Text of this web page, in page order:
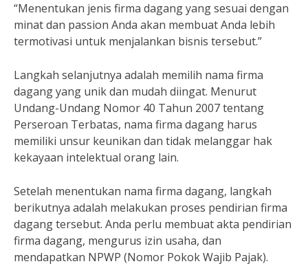
“Menentukan jenis firma dagang yang sesuai dengan
minat dan passion Anda akan membuat Anda lebih
termotivasi untuk menjalankan bisnis tersebut.”
Langkah selanjutnya adalah memilih nama firma
dagang yang unik dan mudah diingat. Menurut
Undang-Undang Nomor 40 Tahun 2007 tentang
Perseroan Terbatas, nama firma dagang harus
memiliki unsur keunikan dan tidak melanggar hak
kekayaan intelektual orang lain.
Setelah menentukan nama firma dagang, langkah
berikutnya adalah melakukan proses pendirian firma
dagang tersebut. Anda perlu membuat akta pendirian
firma dagang, mengurus izin usaha, dan
mendapatkan NPWP (Nomor Pokok Wajib Pajak).